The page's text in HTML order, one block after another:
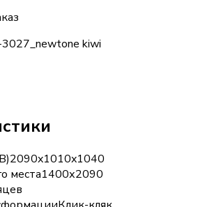
kiwi
2090x1010x1040
места1400х2090